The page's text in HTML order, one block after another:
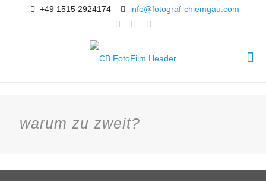
+49 1515 2924174 info@fotograf-chiemgau.com
warum zu zweit?